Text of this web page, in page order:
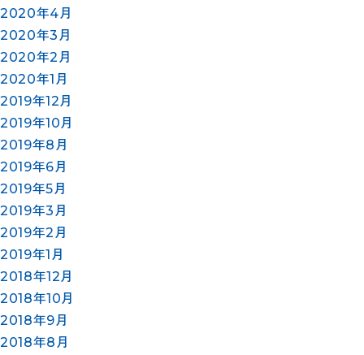
2020年4月
2020年3月
2020年2月
2020年1月
2019年12月
2019年10月
2019年8月
2019年6月
2019年5月
2019年3月
2019年2月
2019年1月
2018年12月
2018年10月
2018年9月
2018年8月